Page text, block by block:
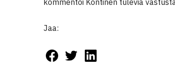
Jaa: